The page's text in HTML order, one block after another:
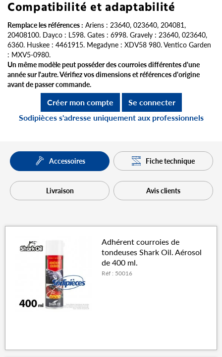
Compatibilité et adaptabilité
Remplace les références : Ariens : 23640, 023640, 204081,
20408100. Dayco : L598. Gates : 6998. Gravely : 23640, 023640,
6360. Huskee : 4461915. Megadyne : XDV58 980. Ventico Garden
: MXV5-0980.
Un même modèle peut posséder des courroies différentes d'une
année sur l'autre. Vérifiez vos dimensions et références d'origine
avant de passer commande.
Créer mon compte
Se connecter
Sodipièces s'adresse uniquement aux professionnels
Accessoires Fiche technique
Livraison Avis clients
Adhérent courroies de
tondeuses Shark Oil. Aérosol
de 400 ml.
Réf : 50016